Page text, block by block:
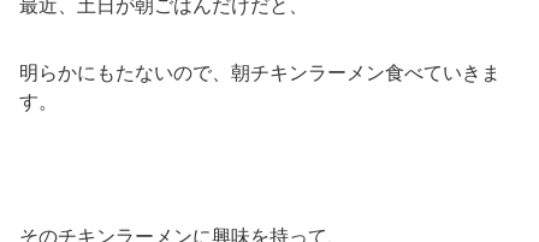
最近、土日が朝ごはんだけだと、
明らかにもたないので、朝チキンラーメン食べていきま
す。
そのチキンラーメンに興味を持って、